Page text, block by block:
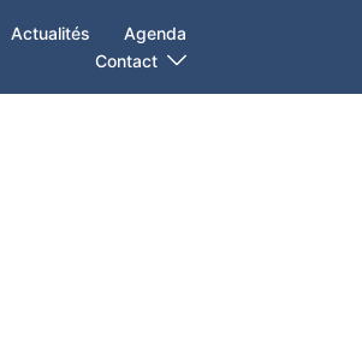
Actualités
Agenda
Contact